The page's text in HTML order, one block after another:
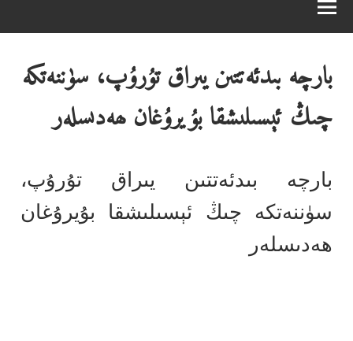
بارچە بىدئەتتىن يىراق تۇرۇپ، سۈننەتكە
چىڭ ئېسىلىشقا بۇيرۇغان ھەدىسلەر
بارچە بىدئەتتىن يىراق تۇرۇپ،
سۈننەتكە چىڭ ئېسىلىشقا بۇيرۇغان
ھەدىسلەر